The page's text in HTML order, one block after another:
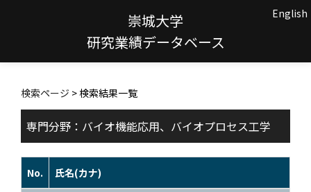
崇城大学
研究業績データベース
English
検索ページ > 検索結果一覧
専門分野：バイオ機能応用、バイオプロセス工学
No. 氏名(カナ)